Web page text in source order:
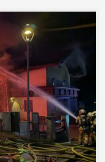
mit der
Eintreffen der
bereits in
bereits auf das
Dank des